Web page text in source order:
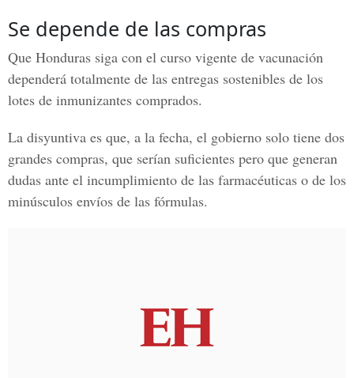
Se depende de las compras
Que Honduras siga con el curso vigente de vacunación
dependerá totalmente de las entregas sostenibles de los
lotes de inmunizantes comprados.
La disyuntiva es que, a la fecha, el gobierno solo tiene dos
grandes compras, que serían suficientes pero que generan
dudas ante el incumplimiento de las farmacéuticas o de los
minúsculos envíos de las fórmulas.